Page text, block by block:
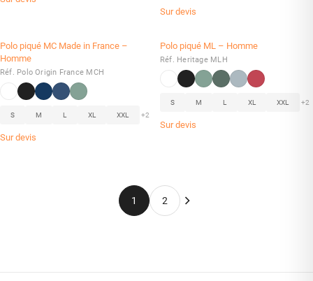
Sur devis
Polo piqué MC Made in France –
Homme
Réf. Polo Origin France MCH
S M L XL XXL +2
Sur devis
Polo piqué ML – Homme
Réf. Heritage MLH
S M L XL XXL +2
Sur devis
1 2